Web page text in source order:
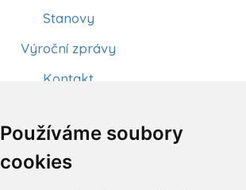
Používáme soubory
cookies
Stanovy
Výroční zprávy
Kontakt
Články
Kurzy a workshopy